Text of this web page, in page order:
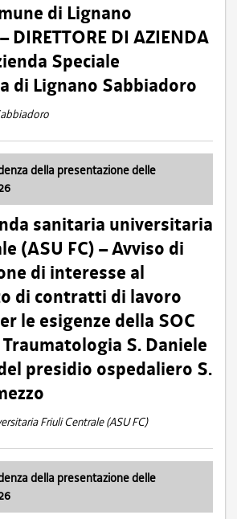
di Lignano
DIRETTORE DI AZIENDA
Speciale
di Lignano Sabbiadoro
della presentazione delle
sanitaria universitaria
(ASU FC) – Avviso di
di interesse al
di contratti di lavoro
le esigenze della SOC
S. Daniele
presidio ospedaliero S.
Friuli Centrale (ASU FC)
della presentazione delle